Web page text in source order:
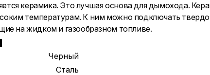
керамика. Это лучшая основа для дымохода.
температурам. К ним можно подключать
на жидком и газообразном топливе.
Черный
Сталь